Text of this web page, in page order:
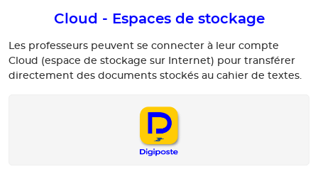
Cloud - Espaces de stockage
Les professeurs peuvent se connecter à leur compte
Cloud (espace de stockage sur Internet) pour transférer
directement des documents stockés au cahier de textes.